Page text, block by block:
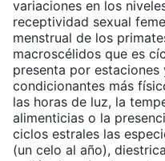
variaciones en los
receptividad sexual
menstrual de los
macroscélidos que es
presenta por estaciones
condicionantes más
las horas de luz, la
alimenticias o la
ciclos estrales las
(un celo al año),